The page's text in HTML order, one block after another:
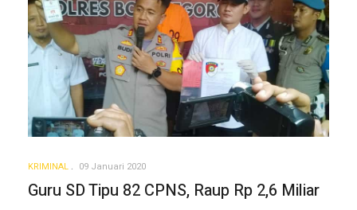
KRIMINAL 09 Januari 2020
Guru SD Tipu 82 CPNS, Raup Rp 2,6 Miliar